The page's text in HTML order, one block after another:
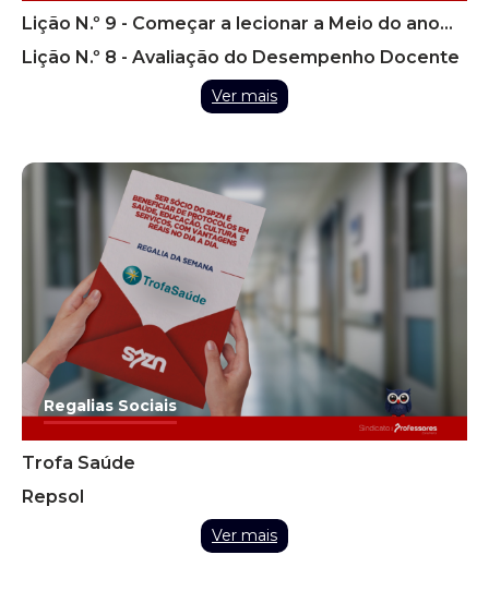
Lição N.º 9 - Começar a lecionar a Meio do ano
Letivo
Lição N.º 8 - Avaliação do Desempenho Docente
Ver mais
Regalias Sociais
Trofa Saúde
Repsol
Ver mais